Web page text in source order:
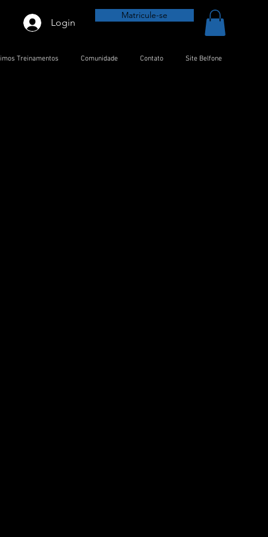
Login
Matricule-se
Treinamentos Comunidade Contato Site Belfone